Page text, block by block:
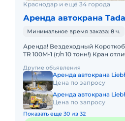
Краснодар и ещё 34 города
Аренда автокрана
Минимальное время заказа: 8 ч.
Аренда! Вездеходный
TR 100M-1 (г/п 10 тонн!) Кран
бездорожью. Технические
Другие объявления
Аренда автокрана
Цена по запросу
Аренда автокрана
Цена по запросу
Показать еще 30 из 32